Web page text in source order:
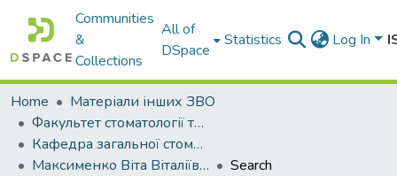
Communities
&
Collections
All of
DSpace
Statistics Log In
Home
Матеріали інших ЗВО
Факультет стоматології та фармації Міжнародного університету
Кафедра загальної стоматології
Максименко Віта Віталіївна
Search